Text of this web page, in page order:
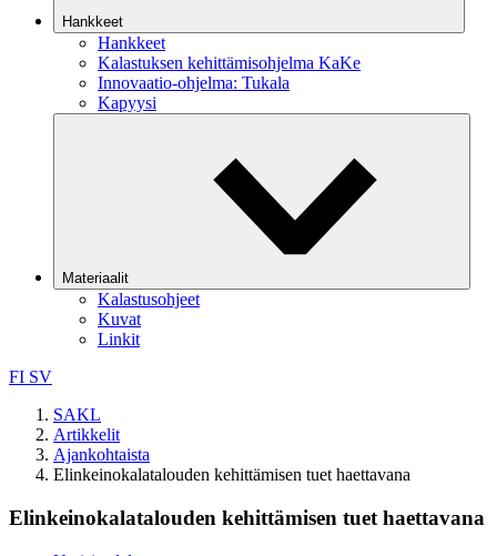
Hankkeet
Hankkeet
Kalastuksen kehittämisohjelma KaKe
Innovaatio-ohjelma: Tukala
Kapyysi
Materiaalit
Kalastusohjeet
Kuvat
Linkit
FI SV
SAKL
Artikkelit
Ajankohtaista
Elinkeinokalatalouden kehittämisen tuet haettavana
Elinkeinokalatalouden kehittämisen tuet haettavana